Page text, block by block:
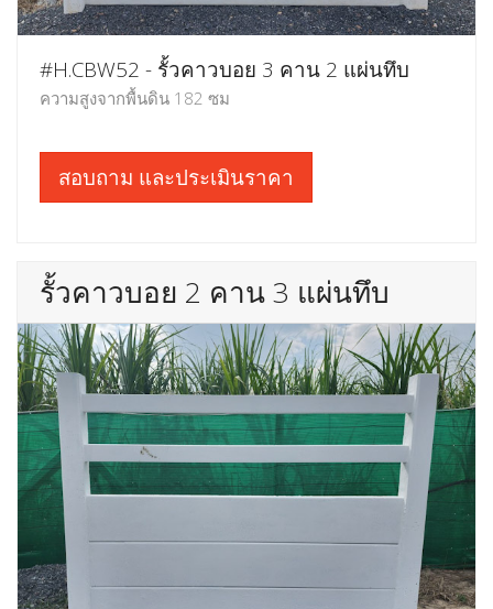
#H.CBW52 - รั้วคาวบอย 3 คาน 2 แผ่นทึบ
ความสูงจากพื้นดิน 182 ซม
สอบถาม และประเมินราคา
รั้วคาวบอย 2 คาน 3 แผ่นทึบ